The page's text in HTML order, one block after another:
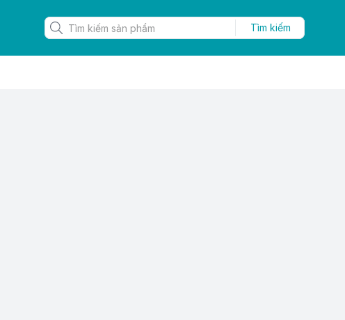
Tìm kiếm